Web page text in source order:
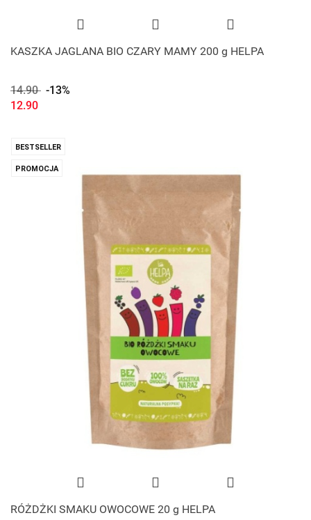
KASZKA JAGLANA BIO CZARY MAMY 200 g HELPA
14.90 -13%
12.90
BESTSELLER
PROMOCJA
RÓŻDŻKI SMAKU OWOCOWE 20 g HELPA